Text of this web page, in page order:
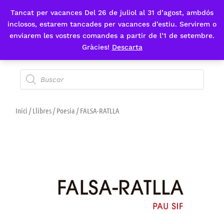
Tancat per vacances Del 26 de juliol al 31 d’agost, ambdós
inclosos, estarem tancades per vacances d’estiu. Servirem o
enviarem les vostres comandes a partir de l’1 de setembre.
Gràcies! Descarta
Fes-te'n sòcia
Inici /Llibres/Poesia / FALSA-RATLLA